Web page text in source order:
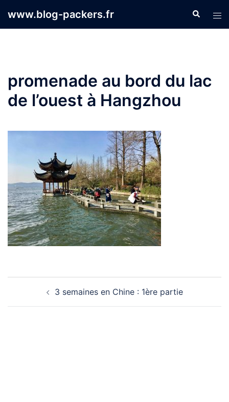
www.blog-packers.fr
le
promenade au bord du lac
de l’ouest à Hangzhou
d’article 3 semaines en Chine : 1ère partie